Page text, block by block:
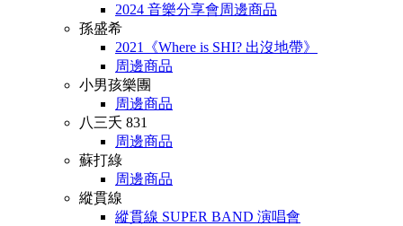
2024 音樂分享會周邊商品
孫盛希
2021《Where is SHI? 出沒地帶》
周邊商品
小男孩樂團
周邊商品
八三夭 831
周邊商品
蘇打綠
周邊商品
縱貫線
縱貫線 SUPER BAND 演唱會